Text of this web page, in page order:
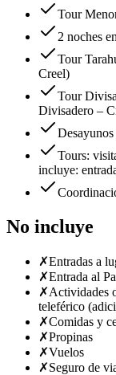
Tour
2 noches
Tour
Creel)
Tour
Divisadero –
Tours:
incluye:
No incluye
✗Entradas a
✗Entrada al
✗Actividades
teleférico
✗Comidas y
✗Propinas
✗Vuelos
✗Seguro de